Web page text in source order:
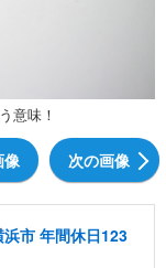
意味！
像 次の画像
市 年間休日123